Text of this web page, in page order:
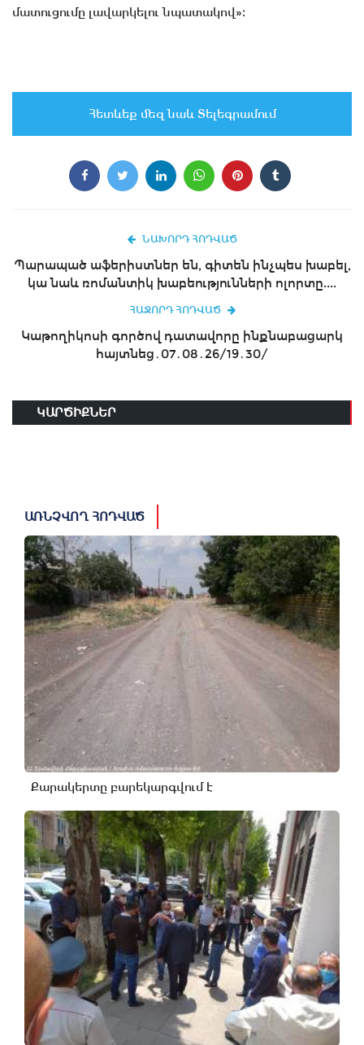
մատուցումը լավարկելու նպատակով»։
Հետևեք մեզ նաև Տելեգրամում
ՆԱԽՈՐԴ ՀՈԴՎԱԾ
Պարապած աֆերիստներ են, գիտեն ինչպես խաբել,
կա նաև ռոմանտիկ խաբեությունների ոլորտը....
ՀԱՋՈՐԴ ՀՈԴՎԱԾ
Կաթողիկոսի գործով դատավորը ինքնաբացարկ
հայտնեց․07․08․26/19․30/
ԿԱՐԾԻՔՆԵՐ
ԱՌՆՉՎՈՂ ՀՈԴՎԱԾ
Քարակերտը բարեկարգվում է